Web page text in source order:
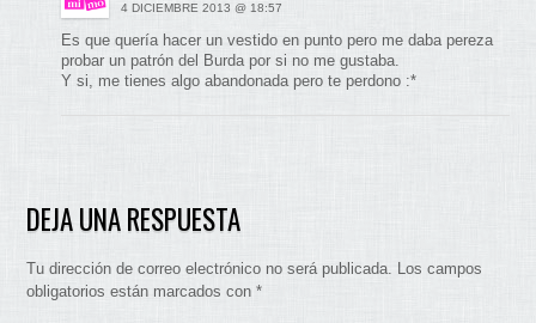
4 DICIEMBRE 2013 @ 18:57
Es que quería hacer un vestido en punto pero me daba pereza
probar un patrón del Burda por si no me gustaba.
Y si, me tienes algo abandonada pero te perdono :*
DEJA UNA RESPUESTA
Tu dirección de correo electrónico no será publicada. Los campos
obligatorios están marcados con*